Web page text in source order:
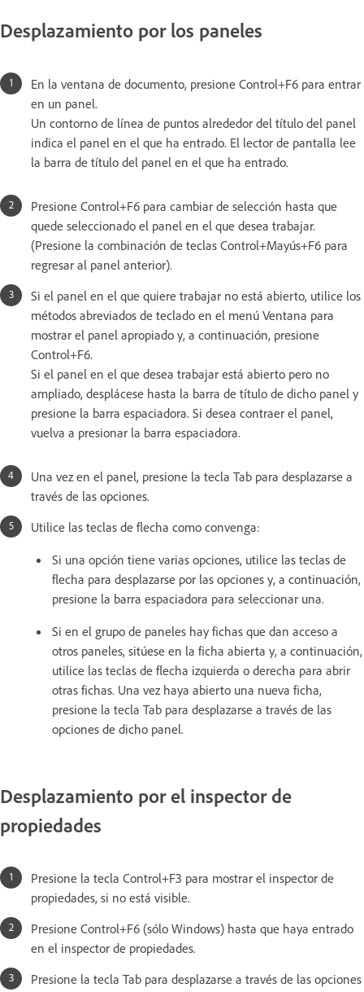
Desplazamiento por los paneles
En la ventana de documento, presione Control+F6 para entrar
en un panel.
Un contorno de línea de puntos alrededor del título del panel
indica el panel en el que ha entrado. El lector de pantalla lee
la barra de título del panel en el que ha entrado.
Presione Control+F6 para cambiar de selección hasta que
quede seleccionado el panel en el que desea trabajar.
(Presione la combinación de teclas Control+Mayús+F6 para
regresar al panel anterior).
Si el panel en el que quiere trabajar no está abierto, utilice los
métodos abreviados de teclado en el menú Ventana para
mostrar el panel apropiado y, a continuación, presione
Control+F6.
Si el panel en el que desea trabajar está abierto pero no
ampliado, desplácese hasta la barra de título de dicho panel y
presione la barra espaciadora. Si desea contraer el panel,
vuelva a presionar la barra espaciadora.
Una vez en el panel, presione la tecla Tab para desplazarse a
través de las opciones.
Utilice las teclas de flecha como convenga:
Si una opción tiene varias opciones, utilice las teclas de
flecha para desplazarse por las opciones y, a continuación,
presione la barra espaciadora para seleccionar una.
Si en el grupo de paneles hay fichas que dan acceso a
otros paneles, sitúese en la ficha abierta y, a continuación,
utilice las teclas de flecha izquierda o derecha para abrir
otras fichas. Una vez haya abierto una nueva ficha,
presione la tecla Tab para desplazarse a través de las
opciones de dicho panel.
Desplazamiento por el inspector de
propiedades
Presione la tecla Control+F3 para mostrar el inspector de
propiedades, si no está visible.
Presione Control+F6 (sólo Windows) hasta que haya entrado
en el inspector de propiedades.
Presione la tecla Tab para desplazarse a través de las opciones